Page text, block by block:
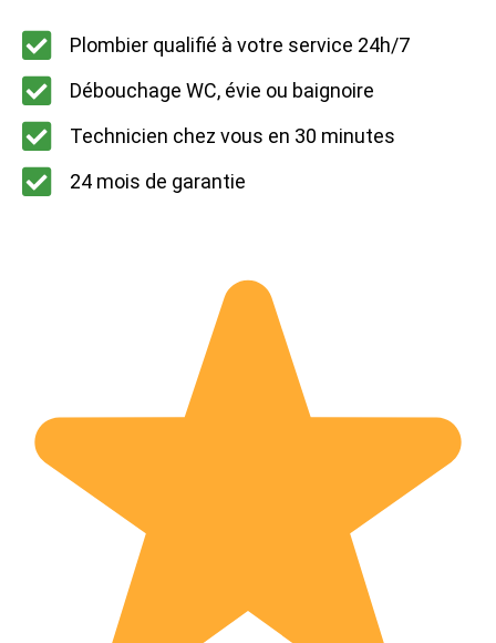
Plombier qualifié à votre service 24h/7
Débouchage WC, évie ou baignoire
Technicien chez vous en 30 minutes
24 mois de garantie